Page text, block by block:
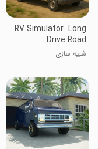
RV Simulator: Long
Drive Road
شبیه سازی